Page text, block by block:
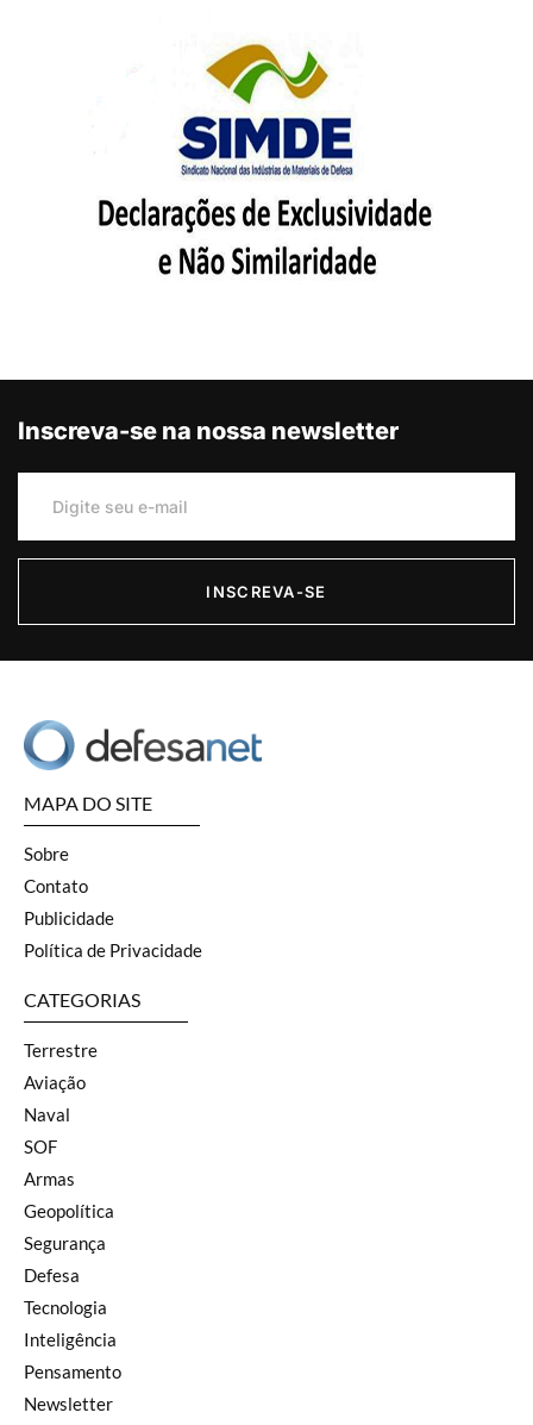
Inscreva-se na nossa newsletter
INSCREVA-SE
MAPA DO SITE
Sobre
Contato
Publicidade
Política de Privacidade
CATEGORIAS
Terrestre
Aviação
Naval
SOF
Armas
Geopolítica
Segurança
Defesa
Tecnologia
Inteligência
Pensamento
Newsletter